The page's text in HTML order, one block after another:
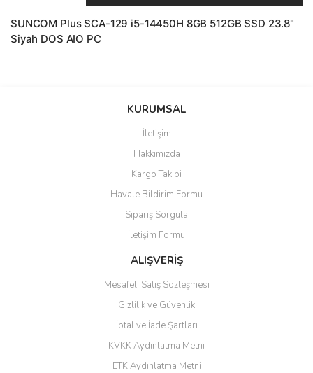
SUNCOM Plus SCA-129 i5-14450H 8GB 512GB SSD 23.8"
Siyah DOS AIO PC
Bu ürüne ilk yorumu siz yapın!
güzel paketlenmiş ama yanında
ile 24 izlenmektedir diye küçük
bir tabela olsa daha hoş
hızlı güvenli bir alışveriş oldu
Yalçın Kaya | 20/06/2026
ahmet yiğit | 29/04/2026
KURUMSAL
İletişim
Hakkımızda
Kargo Takibi
Havale Bildirim Formu
Sipariş Sorgula
İletişim Formu
ALIŞVERİŞ
Mesafeli Satış Sözleşmesi
Gizlilik ve Güvenlik
İptal ve İade Şartları
KVKK Aydınlatma Metni
ETK Aydınlatma Metni